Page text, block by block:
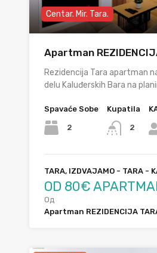
Centar. Mir. Tara.
Apartman
Rezidencija Tara apartman
delu Kaluđerskih Bara na
Spavaće Sobe
2
Kupatila
2
TARA, IZDVAJAMO - TARA -
OD 80€
Од
Apartman REZIDENCIJA